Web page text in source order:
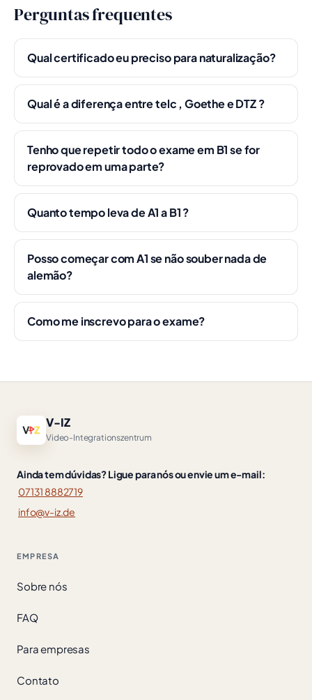
Perguntas frequentes
Qual certificado eu preciso para naturalização?
Qual é a diferença entre telc , Goethe e DTZ ?
Tenho que repetir todo o exame em B1 se for
reprovado em uma parte?
Quanto tempo leva de A1 a B1 ?
Posso começar com A1 se não souber nada de
alemão?
Como me inscrevo para o exame?
V-IZ
Video-Integrationszentrum
Ainda tem dúvidas? Ligue para nós ou envie um e-mail:
07131 8882719
info@v-iz.de
EMPRESA
Sobre nós
FAQ
Para empresas
Contato